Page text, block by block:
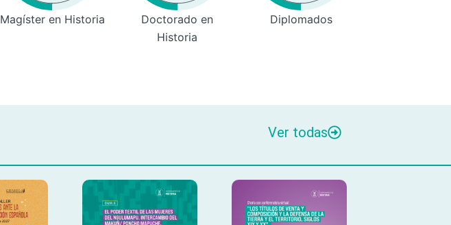
Magíster en Historia
Doctorado en
Historia
Diplomados
Ver todas